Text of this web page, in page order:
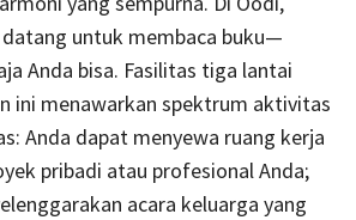
untuk membaca buku—
Anda bisa. Fasilitas tiga lantai
ini menawarkan spektrum aktivitas
Anda dapat menyewa ruang kerja
pribadi atau profesional Anda;
acara keluarga yang